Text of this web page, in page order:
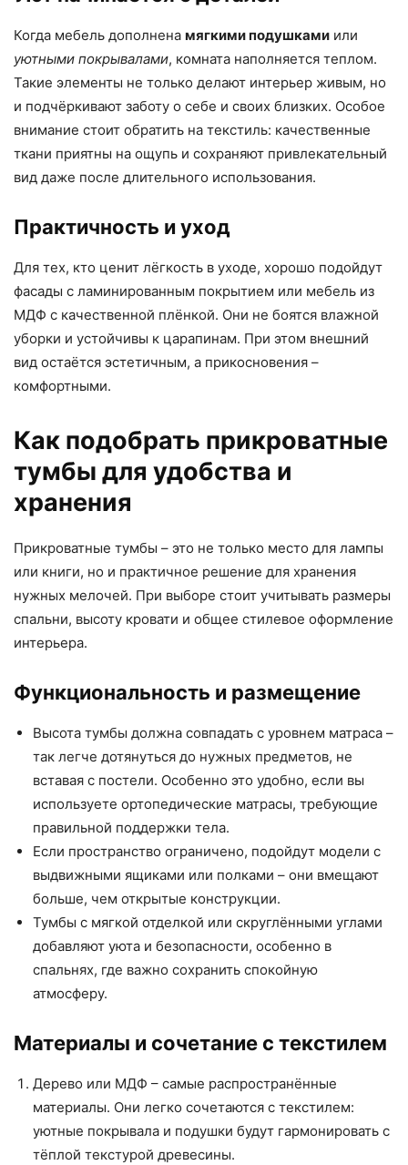
Когда мебель дополнена мягкими подушками или
уютными покрывалами, комната наполняется теплом.
Такие элементы не только делают интерьер живым, но
и подчёркивают заботу о себе и своих близких. Особое
внимание стоит обратить на текстиль: качественные
ткани приятны на ощупь и сохраняют привлекательный
вид даже после длительного использования.
Практичность и уход
Для тех, кто ценит лёгкость в уходе, хорошо подойдут
фасады с ламинированным покрытием или мебель из
МДФ с качественной плёнкой. Они не боятся влажной
уборки и устойчивы к царапинам. При этом внешний
вид остаётся эстетичным, а прикосновения –
комфортными.
Как подобрать прикроватные
тумбы для удобства и
хранения
Прикроватные тумбы – это не только место для лампы
или книги, но и практичное решение для хранения
нужных мелочей. При выборе стоит учитывать размеры
спальни, высоту кровати и общее стилевое оформление
интерьера.
Функциональность и размещение
Высота тумбы должна совпадать с уровнем матраса –
так легче дотянуться до нужных предметов, не
вставая с постели. Особенно это удобно, если вы
используете ортопедические матрасы, требующие
правильной поддержки тела.
Если пространство ограничено, подойдут модели с
выдвижными ящиками или полками – они вмещают
больше, чем открытые конструкции.
Тумбы с мягкой отделкой или скруглёнными углами
добавляют уюта и безопасности, особенно в
спальнях, где важно сохранить спокойную
атмосферу.
Материалы и сочетание с текстилем
Дерево или МДФ – самые распространённые
материалы. Они легко сочетаются с текстилем:
уютные покрывала и подушки будут гармонировать с
тёплой текстурой древесины.